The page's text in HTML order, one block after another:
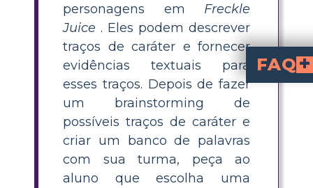
personagens em Freckle
Juice . Eles podem descrever
traços de caráter e fornecer
evidências textuais para
esses traços. Depois de fazer
um brainstorming de
possíveis traços de caráter e
criar um banco de palavras
com sua turma, peça ao
aluno que escolha uma
FAQ